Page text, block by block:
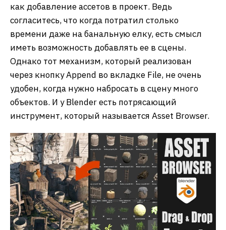
как добавление ассетов в проект. Ведь
согласитесь, что когда потратил столько
времени даже на банальную елку, есть смысл
иметь возможность добавлять ее в сцены.
Однако тот механизм, который реализован
через кнопку Append во вкладке File, не очень
удобен, когда нужно набросать в сцену много
объектов. И у Blender есть потрясающий
инструмент, который называется Asset Browser.